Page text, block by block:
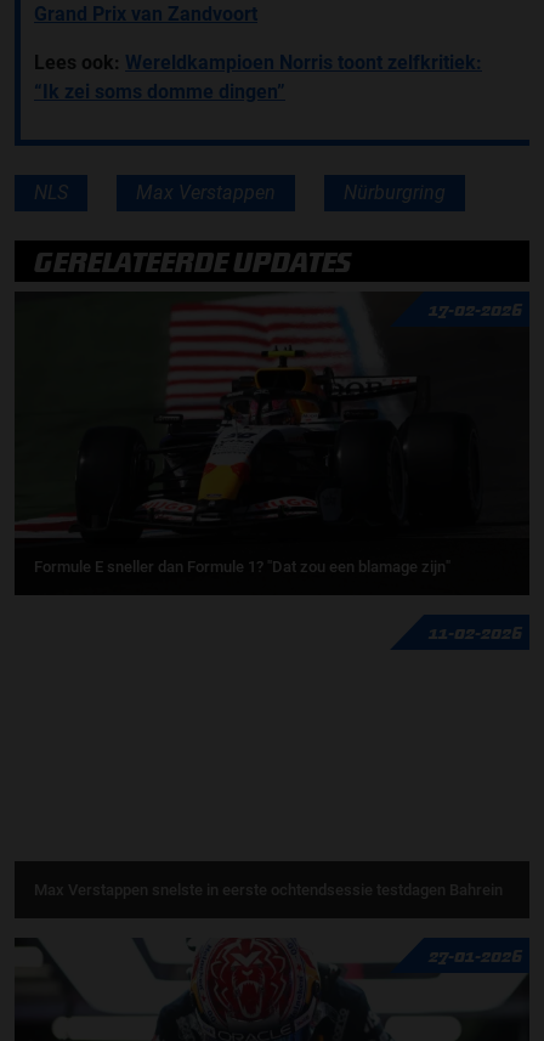
Grand Prix van Zandvoort
Lees ook: Wereldkampioen Norris toont zelfkritiek:
“Ik zei soms domme dingen”
NLS Max Verstappen Nürburgring
GERELATEERDE UPDATES
17-02-2026
Formule E sneller dan Formule 1? "Dat zou een blamage zijn"
11-02-2026
Max Verstappen snelste in eerste ochtendsessie testdagen Bahrein
27-01-2026